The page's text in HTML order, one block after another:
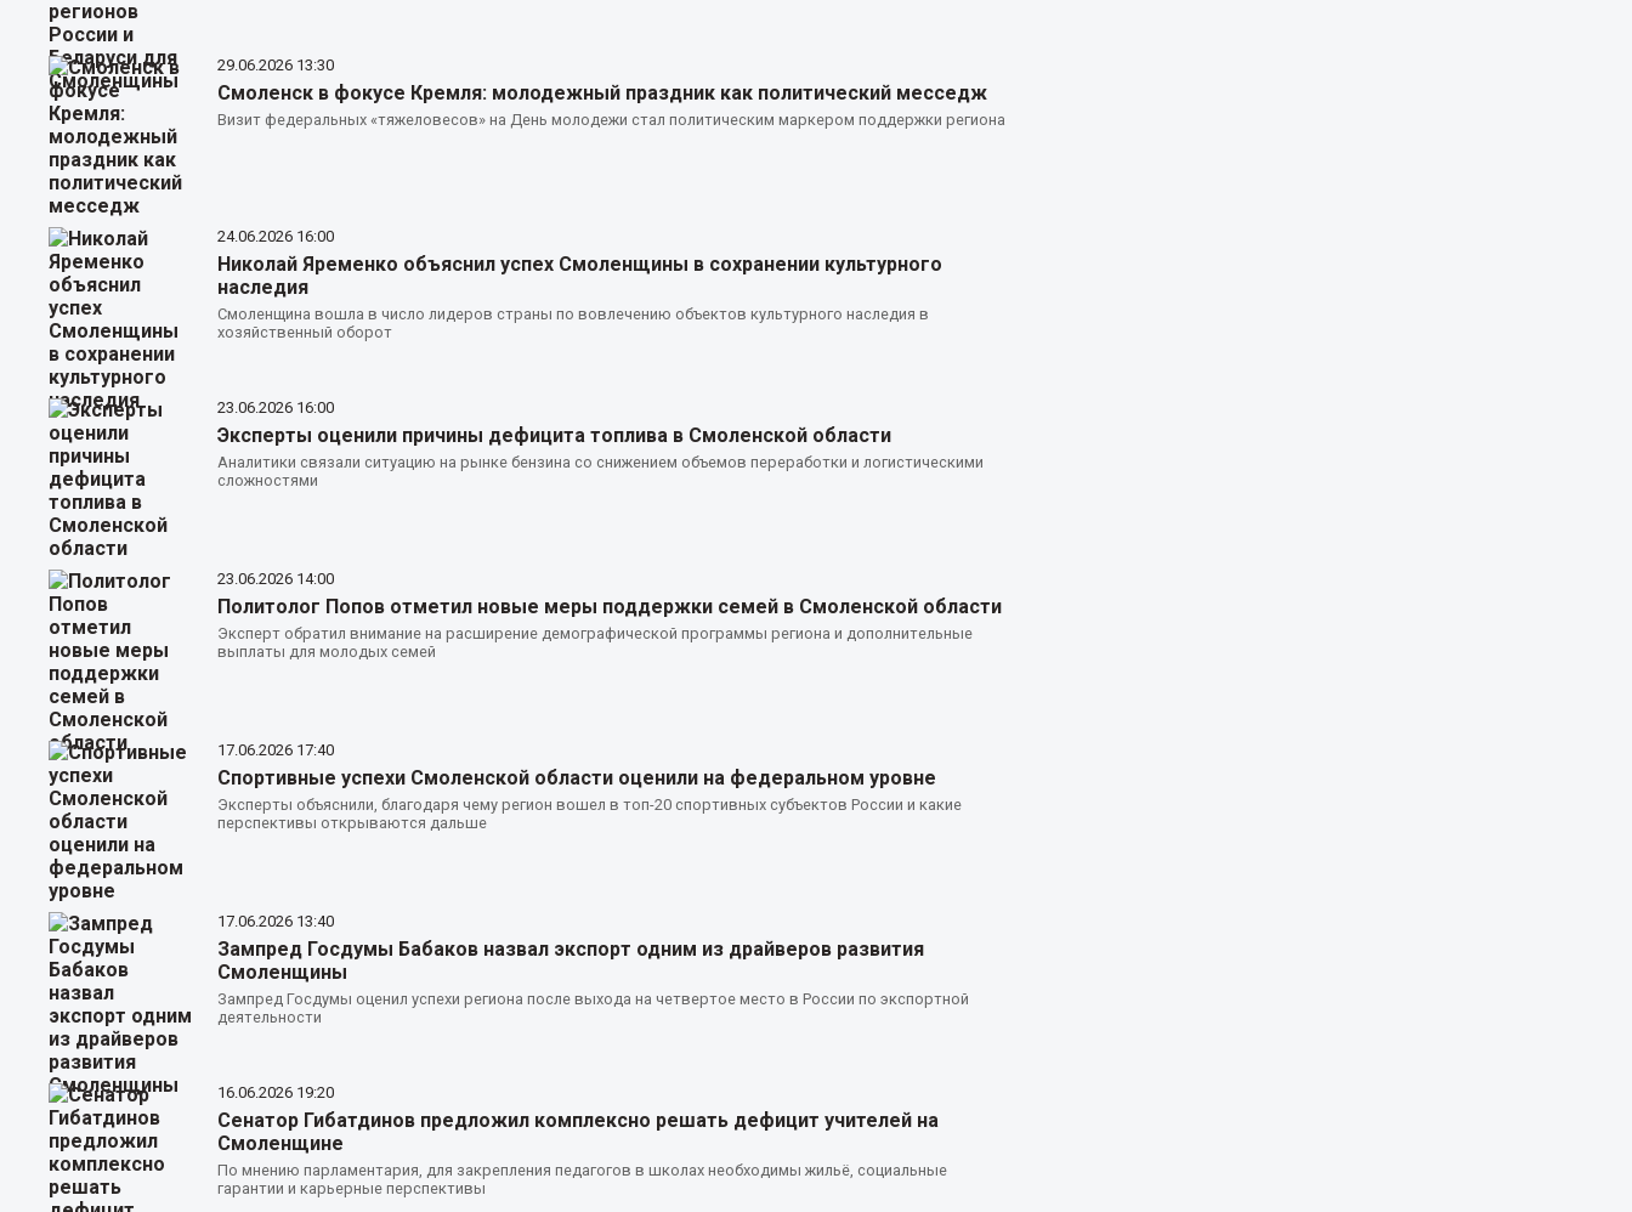
29.06.2026 13:30
Смоленск в фокусе Кремля: молодежный праздник как политический месседж
Визит федеральных «тяжеловесов» на День молодежи стал политическим маркером поддержки региона
24.06.2026 16:00
Николай Яременко объяснил успех Смоленщины в сохранении культурного
наследия
Смоленщина вошла в число лидеров страны по вовлечению объектов культурного наследия в
хозяйственный оборот
23.06.2026 16:00
Эксперты оценили причины дефицита топлива в Смоленской области
Аналитики связали ситуацию на рынке бензина со снижением объемов переработки и логистическими
сложностями
23.06.2026 14:00
Политолог Попов отметил новые меры поддержки семей в Смоленской области
Эксперт обратил внимание на расширение демографической программы региона и дополнительные
выплаты для молодых семей
17.06.2026 17:40
Спортивные успехи Смоленской области оценили на федеральном уровне
Эксперты объяснили, благодаря чему регион вошел в топ-20 спортивных субъектов России и какие
перспективы открываются дальше
17.06.2026 13:40
Зампред Госдумы Бабаков назвал экспорт одним из драйверов развития
Смоленщины
Зампред Госдумы оценил успехи региона после выхода на четвертое место в России по экспортной
деятельности
16.06.2026 19:20
Сенатор Гибатдинов предложил комплексно решать дефицит учителей на
Смоленщине
По мнению парламентария, для закрепления педагогов в школах необходимы жильё, социальные
гарантии и карьерные перспективы